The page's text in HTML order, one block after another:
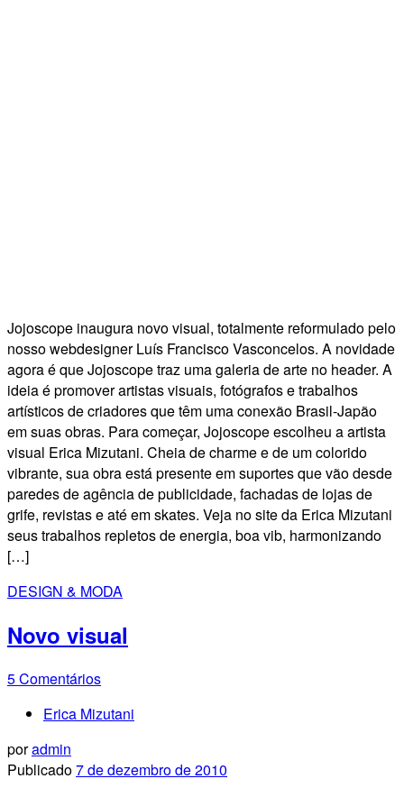
Jojoscope inaugura novo visual, totalmente reformulado pelo
nosso webdesigner Luís Francisco Vasconcelos. A novidade
agora é que Jojoscope traz uma galeria de arte no header. A
ideia é promover artistas visuais, fotógrafos e trabalhos
artísticos de criadores que têm uma conexão Brasil-Japão
em suas obras. Para começar, Jojoscope escolheu a artista
visual Erica Mizutani. Cheia de charme e de um colorido
vibrante, sua obra está presente em suportes que vão desde
paredes de agência de publicidade, fachadas de lojas de
grife, revistas e até em skates. Veja no site da Erica Mizutani
seus trabalhos repletos de energia, boa vib, harmonizando
[…]
DESIGN & MODA
Novo visual
5 Comentários
Erica Mizutani
poradmin
Publicado7 de dezembro de 2010